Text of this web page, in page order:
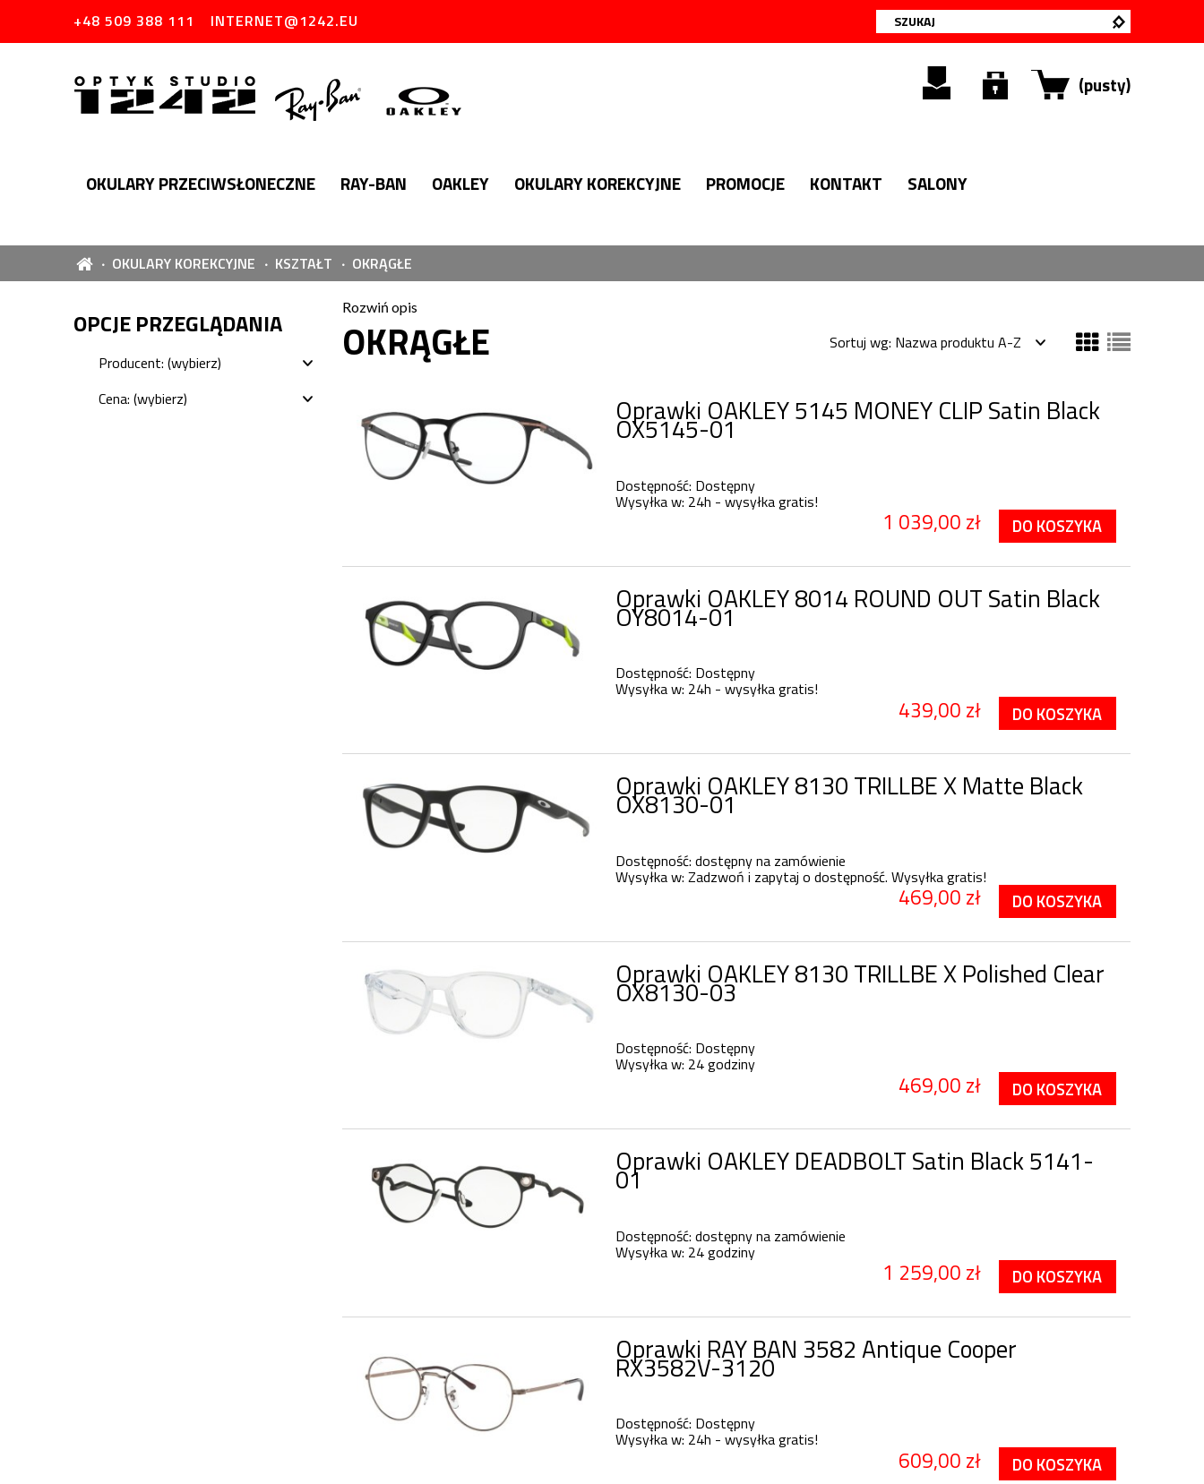
+48 509 388 111 INTERNET@1242.EU
(pusty)
OKULARY PRZECIWSŁONECZNE RAY-BAN OAKLEY OKULARY KOREKCYJNE PROMOCJE KONTAKT SALONY
OKULARY KOREKCYJNE KSZTAŁT OKRĄGŁE
OPCJE PRZEGLĄDANIA
Producent: (wybierz)
Cena: (wybierz)
Rozwiń opis
OKRĄGŁE Sortuj wg: Nazwa produktu A-Z
Oprawki OAKLEY 5145 MONEY CLIP Satin Black
OX5145-01
Dostępność: Dostępny
Wysyłka w: 24h - wysyłka gratis!
1 039,00 zł DO KOSZYKA
Oprawki OAKLEY 8014 ROUND OUT Satin Black
OY8014-01
Dostępność: Dostępny
Wysyłka w: 24h - wysyłka gratis!
439,00 zł DO KOSZYKA
Oprawki OAKLEY 8130 TRILLBE X Matte Black
OX8130-01
Dostępność: dostępny na zamówienie
Wysyłka w: Zadzwoń i zapytaj o dostępność. Wysyłka gratis!
469,00 zł DO KOSZYKA
Oprawki OAKLEY 8130 TRILLBE X Polished Clear
OX8130-03
Dostępność: Dostępny
Wysyłka w: 24 godziny
469,00 zł DO KOSZYKA
Oprawki OAKLEY DEADBOLT Satin Black 5141-
01
Dostępność: dostępny na zamówienie
Wysyłka w: 24 godziny
1 259,00 zł DO KOSZYKA
Oprawki RAY BAN 3582 Antique Cooper
RX3582V-3120
Dostępność: Dostępny
Wysyłka w: 24h - wysyłka gratis!
609,00 zł DO KOSZYKA